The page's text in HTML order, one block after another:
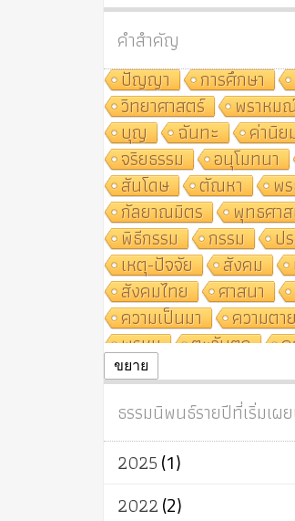
คำสำคัญ
ปัญญา
การศึกษา
วิทยาศาสตร์
พราหม
บุญ
ฉันทะ ค่านิย
จริยธรรม
อนุโมทนา
สันโดษ
ตัณหา
พ
กัลยาณมิตร
พุทธศา
พิธีกรรม
กรรม ป
เหตุ-ปัจจัย
สังคม
สังคมไทย
ศาสนา
ความเป็นมา
ความตา
พรหม
ตะวันตก
ปฏิจจสมุปบาท
ศาสนาป
ผู้บริโภค
ธรรมาธิปไ
การแยกรัฐกับศาสนา
เทคโนโลยี
พุทธบริษัท
ขยาย
ธรรมนิพนธ์รายปีที่เริ่มเผ
2025(1)
2022(2)